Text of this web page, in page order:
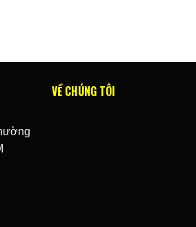
VỀ CHÚNG TÔI